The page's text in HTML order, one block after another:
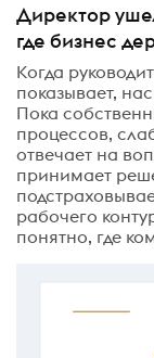
Директор
где бизнес
Когда
показывает,
Пока
процессов,
отвечает на
принимает
рабочего
понятно, где